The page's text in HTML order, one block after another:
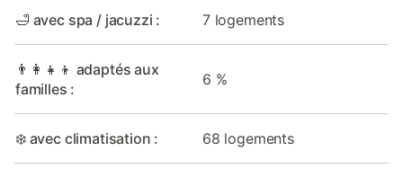
🛁 avec spa / jacuzzi : 7 logements
👨‍👩‍👧‍👦 adaptés aux
familles :
6 %
❄️ avec climatisation : 68 logements